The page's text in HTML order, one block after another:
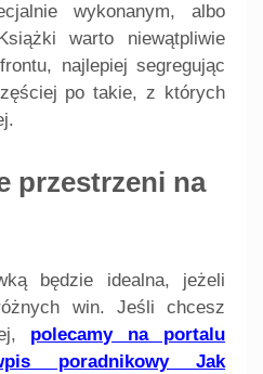
wykonanym, albo
warto niewątpliwie
najlepiej segregując
po takie, z których
przestrzeni na
będzie idealna, jeżeli
win. Jeśli chcesz
polecamy na portalu
poradnikowy Jak